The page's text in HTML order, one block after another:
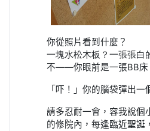
你從照片看到什麼？
一塊水松木板？一張張白
不——你眼前是一張BB床
「吓！」你的腦袋彈出一
請多忍耐一會，容我說個
的修院內，每逢臨近聖誕